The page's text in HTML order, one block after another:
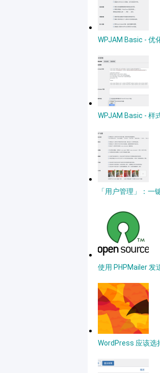
WPJAM Basic - 优
WPJAM Basic - 样
「用户管理」：
使用 PHPMailer 发
WordPress 应该选